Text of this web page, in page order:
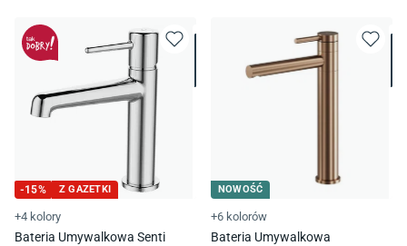
-15% Z GAZETKI
+4 kolory
Bateria Umywalkowa Senti
NOWOŚĆ
+6 kolorów
Bateria Umywalkowa